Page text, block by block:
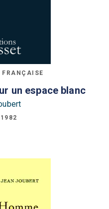
FRANÇAISE
un espace blanc